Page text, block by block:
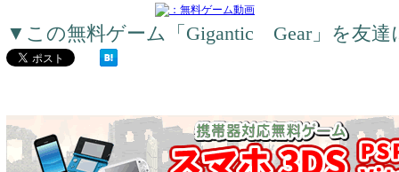
▼この無料ゲーム「Gigantic Gear」を友